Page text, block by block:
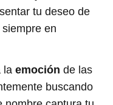
tu deseo de
en
la emoción de las
buscando